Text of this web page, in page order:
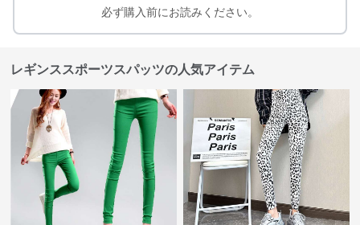
必ず購入前にお読みください。
レギンススポーツスパッツの人気アイテム